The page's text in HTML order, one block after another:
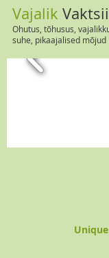
Vajalik
Ohutus, tõhusus,
suhe, pikaajalised mõjud